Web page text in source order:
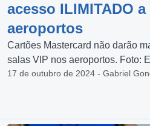
acesso ILIMITADO
aeroportos
Cartões Mastercard não darão
salas VIP nos aeroportos. Foto:
17 de outubro de 2024 - Gabriel